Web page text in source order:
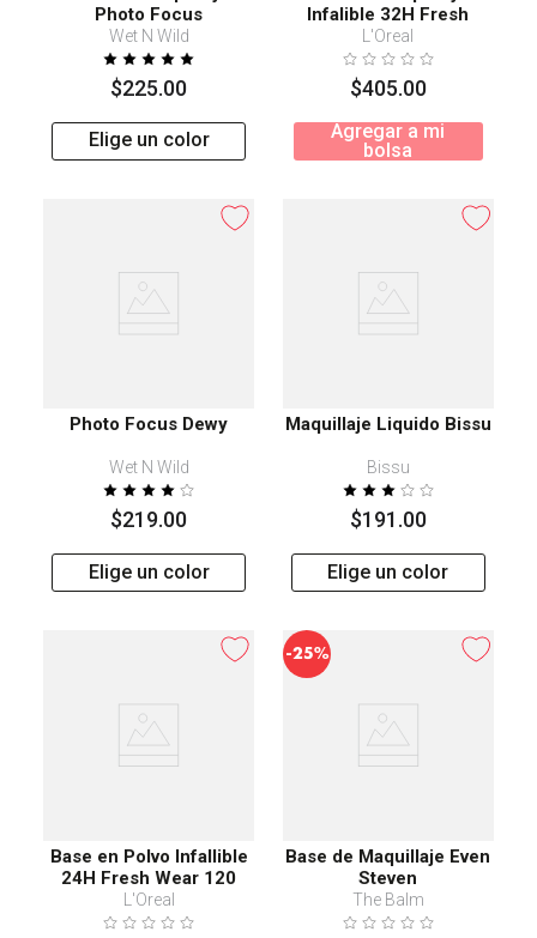
Photo Focus
Wet N Wild
$225.00
Elige un color
Infalible 32H Fresh
Wear 020
L'Oreal
$405.00
Agregar a mi
bolsa
Photo Focus Dewy
Wet N Wild
$219.00
Elige un color
Maquillaje Liquido Bissu
Bissu
$191.00
Elige un color
Base en Polvo Infallible
24H Fresh Wear 120
L'Oreal
-25%
Base de Maquillaje Even
Steven
The Balm